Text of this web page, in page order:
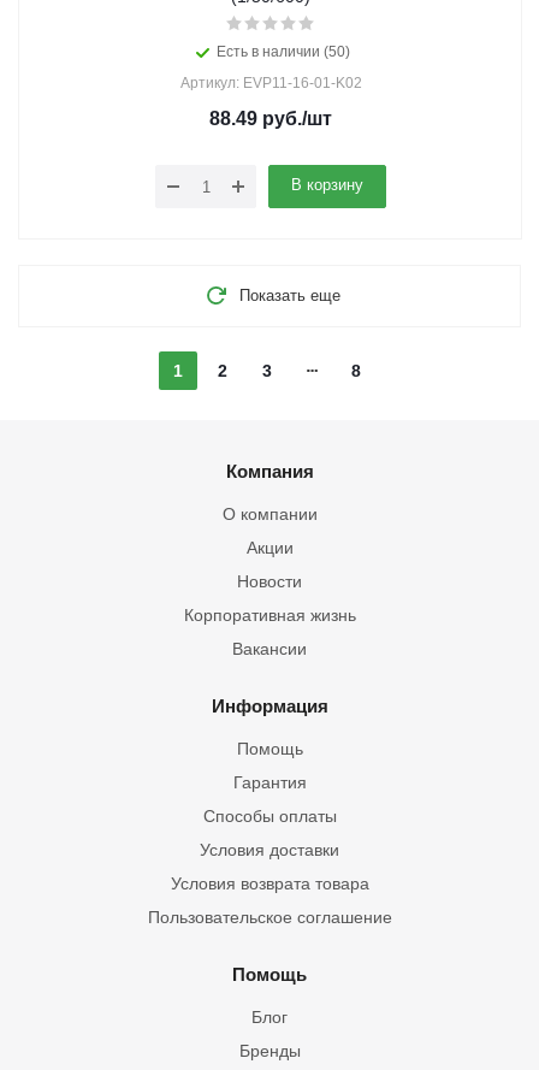
Есть в наличии (50)
Артикул: EVP11-16-01-K02
88.49 руб./шт
В корзину
Показать еще
1 2 3 8
Компания
О компании
Акции
Новости
Корпоративная жизнь
Вакансии
Информация
Помощь
Гарантия
Способы оплаты
Условия доставки
Условия возврата товара
Пользовательское соглашение
Помощь
Блог
Бренды